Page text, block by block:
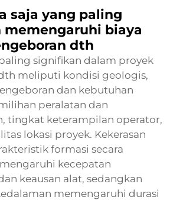
saja yang paling
biaya
dth
signifikan dalam proyek
meliputi kondisi geologis,
dan kebutuhan
peralatan dan
tingkat keterampilan operator,
lokasi proyek. Kekerasan
formasi secara
kecepatan
keausan alat, sedangkan
memengaruhi durasi